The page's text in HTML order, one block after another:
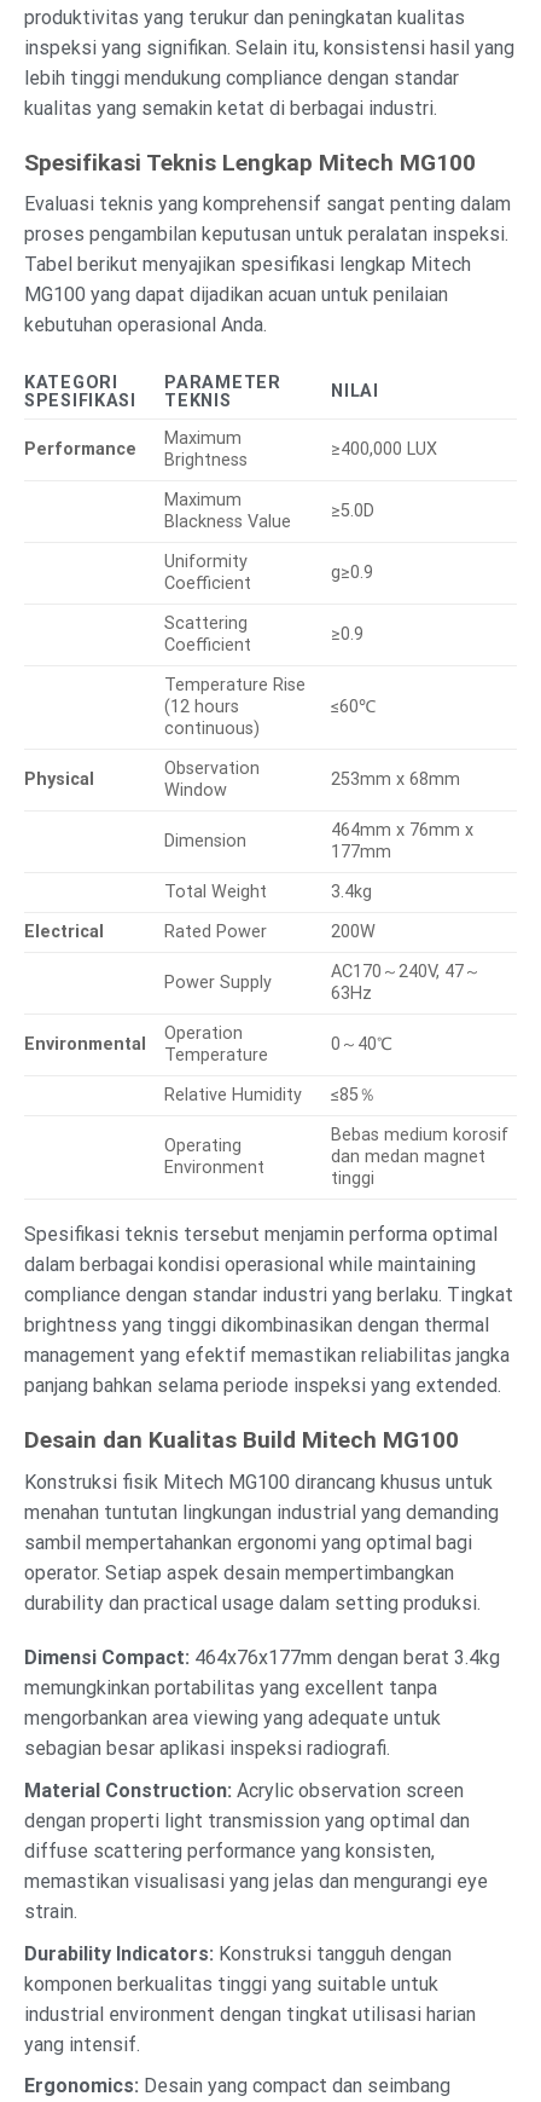
produktivitas yang terukur dan peningkatan kualitas
inspeksi yang signifikan. Selain itu, konsistensi hasil yang
lebih tinggi mendukung compliance dengan standar
kualitas yang semakin ketat di berbagai industri.
Spesifikasi Teknis Lengkap Mitech MG100
Evaluasi teknis yang komprehensif sangat penting dalam
proses pengambilan keputusan untuk peralatan inspeksi.
Tabel berikut menyajikan spesifikasi lengkap Mitech
MG100 yang dapat dijadikan acuan untuk penilaian
kebutuhan operasional Anda.
KATEGORI
SPESIFIKASI
PARAMETER
TEKNIS
NILAI
Performance
Maximum
Brightness
≥400,000 LUX
Maximum
Blackness Value
≥5.0D
Uniformity
Coefficient
g≥0.9
Scattering
Coefficient
≥0.9
Temperature Rise
(12 hours
continuous)
≤60℃
Physical
Observation
Window
253mm x 68mm
Dimension
464mm x 76mm x
177mm
Total Weight
3.4kg
Electrical
Rated Power 200W
Power Supply
AC170～240V, 47～
63Hz
Environmental
Operation
Temperature
0～40℃
Relative Humidity ≤85％
Operating
Environment
Bebas medium korosif
dan medan magnet
tinggi
Spesifikasi teknis tersebut menjamin performa optimal
dalam berbagai kondisi operasional while maintaining
compliance dengan standar industri yang berlaku. Tingkat
brightness yang tinggi dikombinasikan dengan thermal
management yang efektif memastikan reliabilitas jangka
panjang bahkan selama periode inspeksi yang extended.
Desain dan Kualitas Build Mitech MG100
Konstruksi fisik Mitech MG100 dirancang khusus untuk
menahan tuntutan lingkungan industrial yang demanding
sambil mempertahankan ergonomi yang optimal bagi
operator. Setiap aspek desain mempertimbangkan
durability dan practical usage dalam setting produksi.
Dimensi Compact: 464x76x177mm dengan berat 3.4kg
memungkinkan portabilitas yang excellent tanpa
mengorbankan area viewing yang adequate untuk
sebagian besar aplikasi inspeksi radiografi.
Material Construction: Acrylic observation screen
dengan properti light transmission yang optimal dan
diffuse scattering performance yang konsisten,
memastikan visualisasi yang jelas dan mengurangi eye
strain.
Durability Indicators: Konstruksi tangguh dengan
komponen berkualitas tinggi yang suitable untuk
industrial environment dengan tingkat utilisasi harian
yang intensif.
Ergonomics: Desain yang compact dan seimbang